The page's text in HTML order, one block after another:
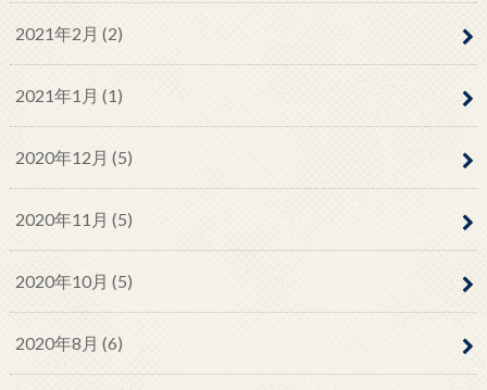
2021年2月 (2)
2021年1月 (1)
2020年12月 (5)
2020年11月 (5)
2020年10月 (5)
2020年8月 (6)